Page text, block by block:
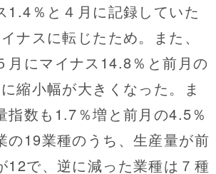
1.4％と４月に記録していた
ナスに転じたため。また、
月にマイナス14.8％と前月の
縮小幅が大きくなった。ま
指数も1.7％増と前月の4.5％
の19業種のうち、生産量が前
12で、逆に減った業種は７種